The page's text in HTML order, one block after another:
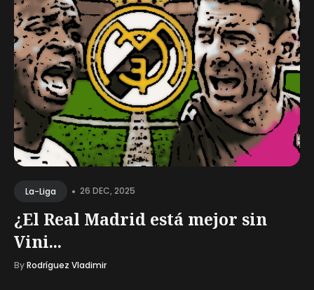
La-Liga • 26 DEC, 2025
¿El Real Madrid está mejor sin
Vini...
ByRodríguez Vladimir